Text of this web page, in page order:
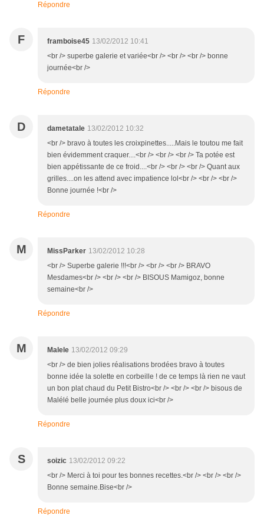
Répondre
F framboise45 13/02/2012 10:41
<br /> superbe galerie et variée<br /> <br /> <br /> bonne
journée<br />
Répondre
D dametatale 13/02/2012 10:32
<br /> bravo à toutes les croixpinettes.....Mais le toutou me fait
bien évidemment craquer....<br /> <br /> <br /> Ta potée est
bien appétissante de ce froid....<br /> <br /> <br /> Quant aux
grilles....on les attend avec impatience lol<br /> <br /> <br />
Bonne journée !<br />
Répondre
M MissParker 13/02/2012 10:28
<br /> Superbe galerie !!!<br /> <br /> <br /> BRAVO
Mesdames<br /> <br /> <br /> BISOUS Mamigoz, bonne
semaine<br />
Répondre
M Malele 13/02/2012 09:29
<br /> de bien jolies réalisations brodées bravo à toutes
bonne idée la solette en corbeille ! de ce temps là rien ne vaut
un bon plat chaud du Petit Bistro<br /> <br /> <br /> bisous de
Malélé belle journée plus doux ici<br />
Répondre
S soizic 13/02/2012 09:22
<br /> Merci à toi pour tes bonnes recettes.<br /> <br /> <br />
Bonne semaine.Bise<br />
Répondre